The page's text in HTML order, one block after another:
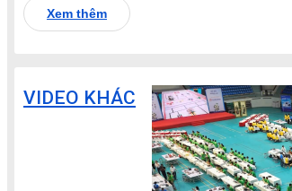
Xem thêm
VIDEO KHÁC